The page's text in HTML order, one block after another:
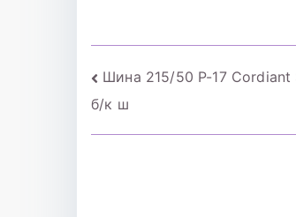
Навигация
по
Шина 215/50 Р-17 Cordiant
б/к ш